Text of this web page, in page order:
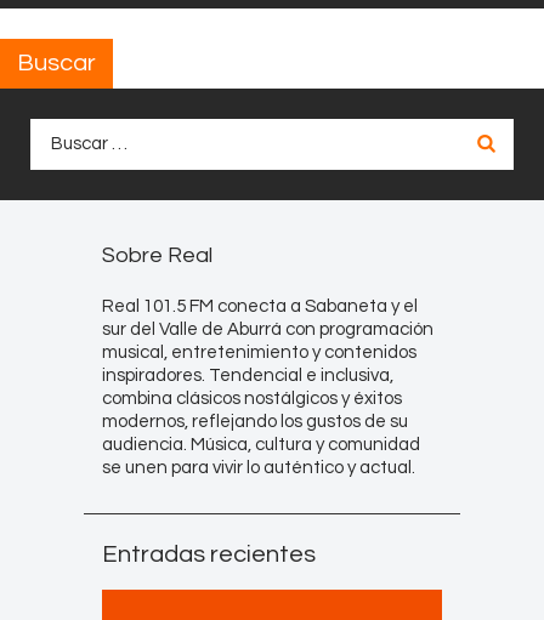
Buscar
Sobre Real
Real 101.5 FM conecta a Sabaneta y el
sur del Valle de Aburrá con programación
musical, entretenimiento y contenidos
inspiradores. Tendencial e inclusiva,
combina clásicos nostálgicos y éxitos
modernos, reflejando los gustos de su
audiencia. Música, cultura y comunidad
se unen para vivir lo auténtico y actual.
Entradas recientes